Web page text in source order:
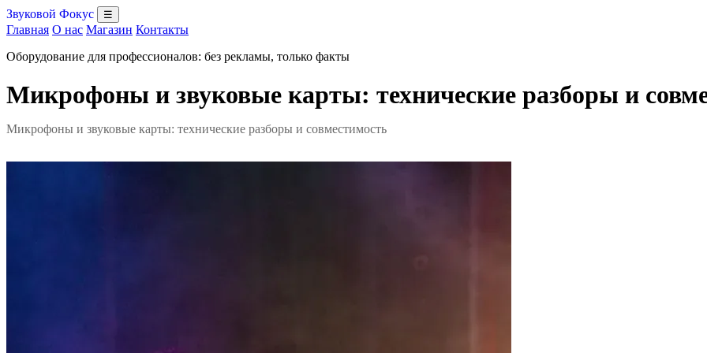
Звуковой Фокус ☰
Главная О нас Магазин Контакты
Оборудование для профессионалов: без рекламы, только факты
Микрофоны и звуковые карты: технические разборы и
Микрофоны и звуковые карты: технические разборы и совместимость